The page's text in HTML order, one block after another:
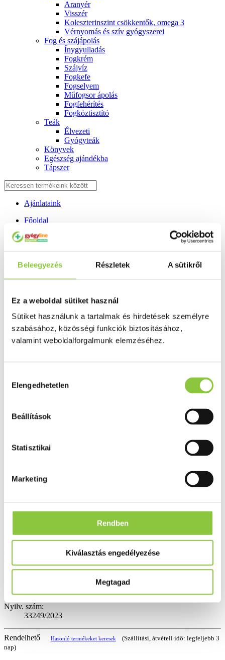
Beleegyezés Részletek A sütikről
Ez a weboldal sütiket használ
Sütiket használunk a tartalmak és hirdetések személyre
szabásához, közösségi funkciók biztosításához,
valamint weboldalforgalmunk elemzéséhez.
kiválasztása
Elengedhetetlen
Beállítások
Statisztikai
Marketing
Rendben
Kiválasztás engedélyezése
Megtagad
Aranyér
Visszér
Koleszterinszint csökkentők, omega 3
Vérnyomás és szív gyógyszerei
Fog és szájápolás
Í́nygyulladás
Fogkrém
Szájvíz
Fogkefe
Fogselyem
Műfogsor ápolás
Fogfehérítés
Fogköztisztító
Teák
É́lvezeti
Gyógyteák
Könyvek
Egészség ajándékba
Tápszer
Ajánlataink
Főoldal
Bioscalin (Tricovel) Novagenina tabletta, 60 db
Bioscalin (Tricovel)
Novagenina tabletta, 60 db
A megújult Tricovel Biogenina étrend-kiegészítő tabletta válogatott,
speciális segítséget nyújt az elgyengült haj számára, belülről táplálja a hajat
Nyilv. szám:
33249/2023
Rendelhető Hasonló termékeket keresek
(Szállítási, átvételi idő: legfeljebb 3
nap)